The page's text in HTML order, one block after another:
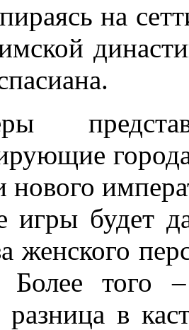
на
нового
игры будет
женского
Более того
разница в